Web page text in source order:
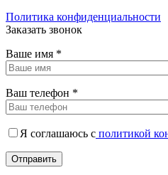
Политика конфиденциальности
Заказать звонок
Ваше имя *
Ваш телефон *
Я соглашаюсь с политикой